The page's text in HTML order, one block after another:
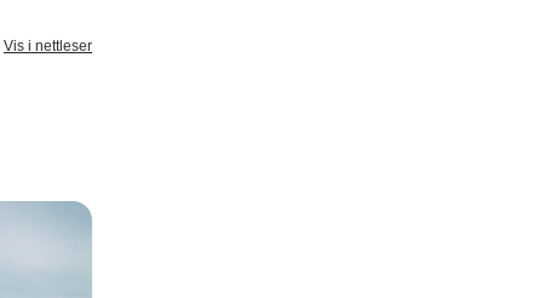
Vis i nettleser